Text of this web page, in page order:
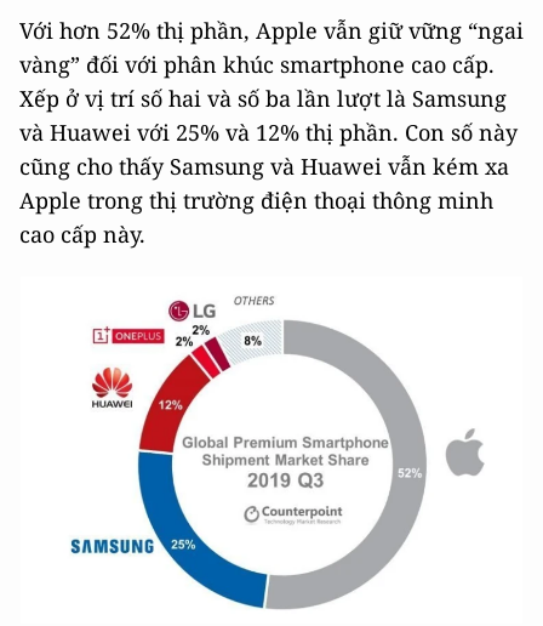
Với hơn 52% thị phần, Apple vẫn giữ vững “ngai
vàng” đối với phân khúc smartphone cao cấp.
Xếp ở vị trí số hai và số ba lần lượt là Samsung
và Huawei với 25% và 12% thị phần. Con số này
cũng cho thấy Samsung và Huawei vẫn kém xa
Apple trong thị trường điện thoại thông minh
cao cấp này.